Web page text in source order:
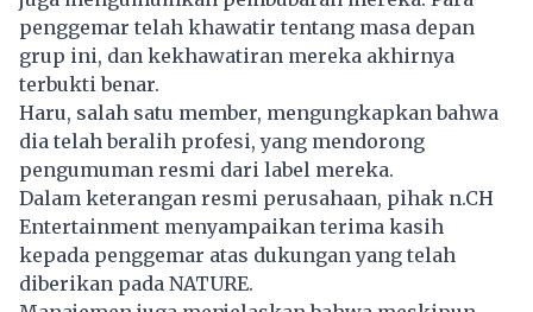
penggemar telah khawatir tentang masa depan
grup ini, dan kekhawatiran mereka akhirnya
terbukti benar.
Haru, salah satu member, mengungkapkan bahwa
dia telah beralih profesi, yang mendorong
pengumuman resmi dari label mereka.
Dalam keterangan resmi perusahaan, pihak n.CH
Entertainment menyampaikan terima kasih
kepada penggemar atas dukungan yang telah
diberikan pada NATURE.